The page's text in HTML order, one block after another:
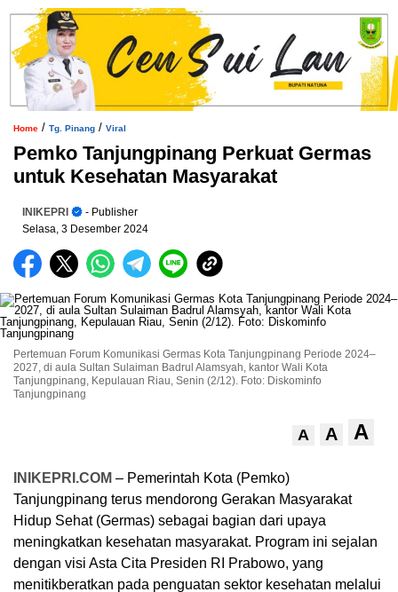
Home / Tg. Pinang / Viral
Pemko Tanjungpinang Perkuat Germas
untuk Kesehatan Masyarakat
INIKEPRI
- Publisher
Selasa, 3 Desember 2024
Pertemuan Forum Komunikasi Germas Kota Tanjungpinang Periode 2024–
2027, di aula Sultan Sulaiman Badrul Alamsyah, kantor Wali Kota
Tanjungpinang, Kepulauan Riau, Senin (2/12). Foto: Diskominfo
Tanjungpinang
A A A
INIKEPRI.COM – Pemerintah Kota (Pemko)
Tanjungpinang terus mendorong Gerakan Masyarakat
Hidup Sehat (Germas) sebagai bagian dari upaya
meningkatkan kesehatan masyarakat. Program ini sejalan
dengan visi Asta Cita Presiden RI Prabowo, yang
menitikberatkan pada penguatan sektor kesehatan melalui